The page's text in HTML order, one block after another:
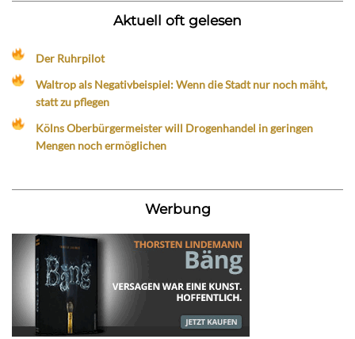
Aktuell oft gelesen
Der Ruhrpilot
Waltrop als Negativbeispiel: Wenn die Stadt nur noch mäht,
statt zu pflegen
Kölns Oberbürgermeister will Drogenhandel in geringen
Mengen noch ermöglichen
Werbung